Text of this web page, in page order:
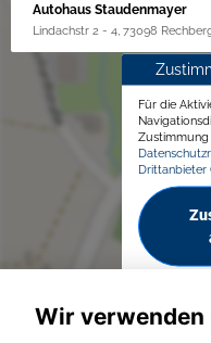
Autohaus Staudenmayer
Lindachstr 2 - 4, 73098
Für die
Zustimmung
Drittanbieter
Wir verwenden